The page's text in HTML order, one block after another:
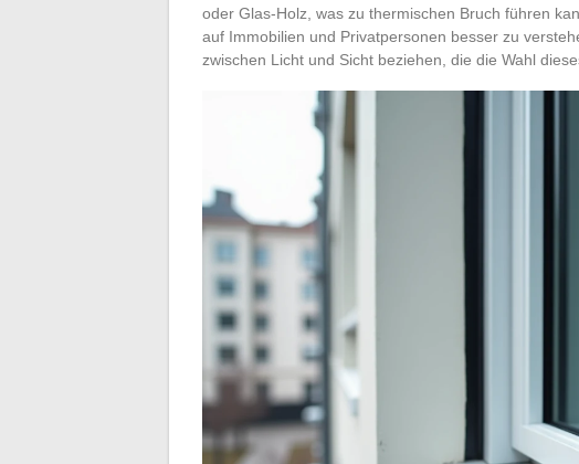
oder Glas-Holz, was zu thermischen Bruch führen
auf Immobilien und Privatpersonen besser zu
zwischen Licht und Sicht beziehen, die die Wahl